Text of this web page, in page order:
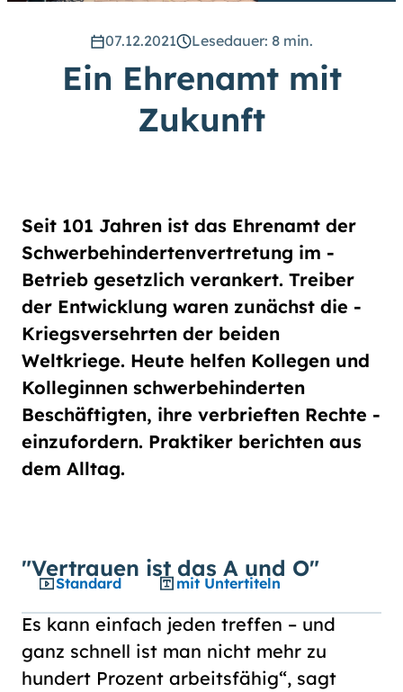
vergrößern. (Einfach bei
Schriftgröße
das Feld
groß
anwählen.)
Übrigens: Unsere Videos sind mit
Untertiteln versehen.
Gebärdensprache (DGS)
Animationen
an
aus
Schriftgröße
normal
groß
07.12.2021 Lesedauer: 8 min.
Ein Ehrenamt mit
Zukunft
Seit 101 Jahren ist das Ehrenamt der
Schwerbehindertenvertretung im ­
Betrieb gesetzlich verankert. Treiber
der Entwicklung waren zunächst die ­
Kriegsversehrten der beiden
Weltkriege. Heute helfen Kollegen und
­Kolleginnen schwerbehinderten
Beschäftigten, ihre verbrieften Rechte ­
einzufordern. Praktiker berichten aus
dem Alltag.
Standard mit Untertiteln
"Vertrauen ist das A und O"
Es kann einfach jeden treffen – und
ganz schnell ist man nicht mehr zu
hundert Prozent arbeitsfähig“, sagt